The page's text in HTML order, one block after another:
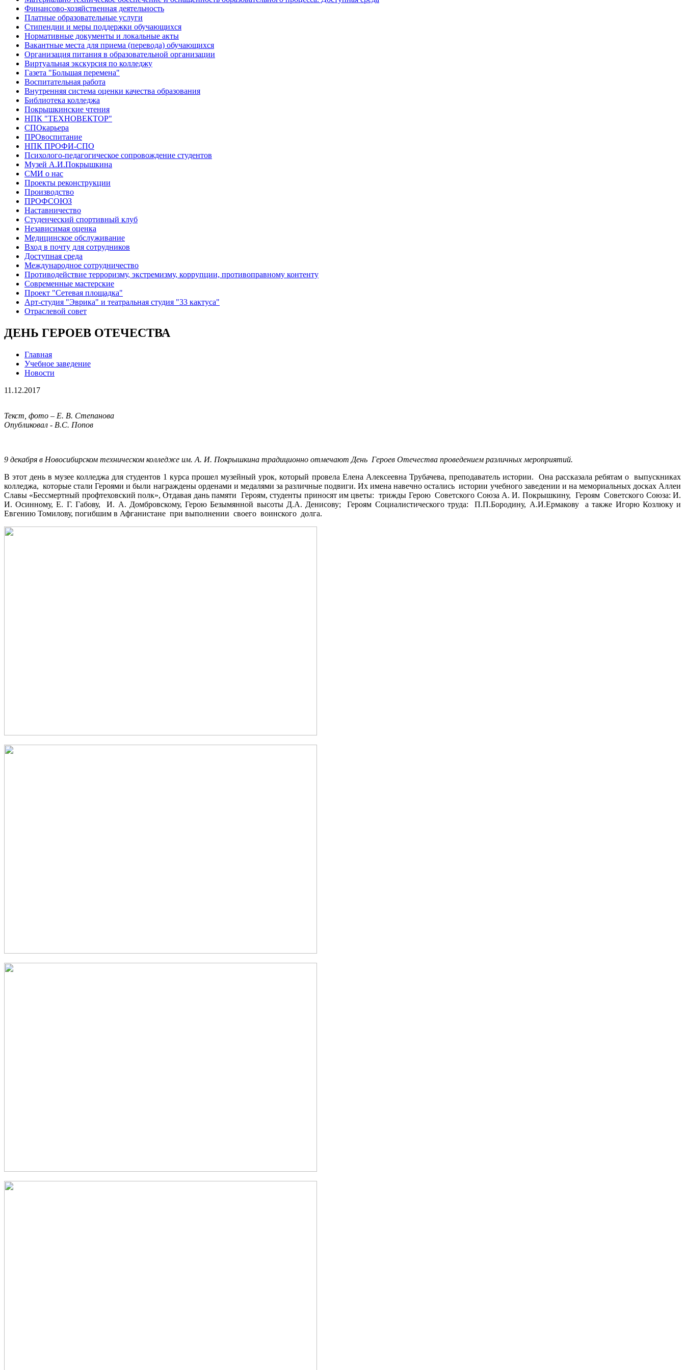
Финансово-хозяйственная деятельность
Платные образовательные услуги
Стипендии и меры поддержки обучающихся
Нормативные документы и локальные акты
Вакантные места для приема (перевода) обучающихся
Организация питания в образовательной организации
Виртуальная экскурсия по колледжу
Газета "Большая перемена"
Воспитательная работа
Внутренняя система оценки качества образования
Библиотека колледжа
Покрышкинские чтения
НПК "ТЕХНОВЕКТОР"
СПОкарьера
ПРОвоспитание
НПК ПРОФИ-СПО
Психолого-педагогическое сопровождение студентов
Музей А.И.Покрышкина
СМИ о нас
Проекты реконструкции
Производство
ПРОФСОЮЗ
Наставничество
Студенческий спортивный клуб
Независимая оценка
Медицинское обслуживание
Вход в почту для сотрудников
Доступная среда
Международное сотрудничество
Противодействие терроризму, экстремизму, коррупции, противоправному контенту
Современные мастерские
Проект "Сетевая площадка"
Арт-студия "Эврика" и театральная студия "33 кактуса"
Отраслевой совет
ДЕНЬ ГЕРОЕВ ОТЕЧЕСТВА
Главная
Учебное заведение
Новости
11.12.2017
Текст, фото – Е. В. Степанова
Опубликовал - В.С. Попов
9 декабря в Новосибирском техническом колледже им. А. И. Покрышкина традиционно отмечают День Героев Отечества проведением различных мероприятий.
В этот день в музее колледжа для студентов 1 курса прошел музейный урок, который провела Елена Алексеевна Трубачева, преподаватель истории. Она рассказала ребятам о выпускниках
колледжа, которые стали Героями и были награждены орденами и медалями за различные подвиги. Их имена навечно остались истории учебного заведении и на мемориальных досках Аллеи
Славы «Бессмертный профтеховский полк», Отдавая дань памяти Героям, студенты приносят им цветы: трижды Герою Советского Союза А. И. Покрышкину, Героям Советского Союза: И.
И. Осинному, Е. Г. Габову, И. А. Домбровскому, Герою Безымянной высоты Д.А. Денисову; Героям Социалистического труда: П.П.Бородину, А.И.Ермакову а также Игорю Козлюку и
Евгению Томилову, погибшим в Афганистане при выполнении своего воинского долга.